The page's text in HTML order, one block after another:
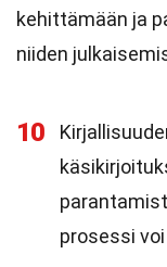
kehittämään ja
niiden
10
prosessi